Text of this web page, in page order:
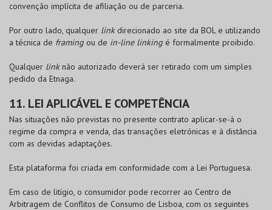
convenção implícita de afiliação ou de parceria.
Por outro lado, qualquer linkdirecionado ao site da BOLe utilizando
a técnica de framing ou de in-line linking é formalmente proibido.
Qualquer linknão autorizado deverá ser retirado com um simples
pedido da Etnaga.
11. LEI APLICÁVEL E COMPETÊNCIA
Nas situações não previstas no presente contrato aplicar-se-á o
regime da compra e venda, das transações eletrónicas e à distância
com as devidas adaptações.
Esta plataforma foi criada em conformidade com a Lei Portuguesa.
Em caso de litígio, o consumidor pode recorrer ao Centro de
Arbitragem de Conflitos de Consumo de Lisboa, com os seguintes